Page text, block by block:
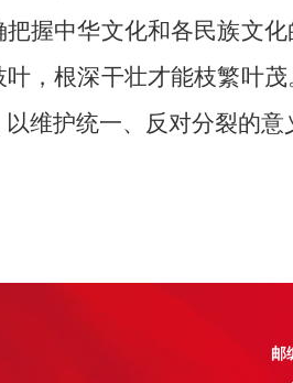
握中华文化和各民族文
叶，根深干壮才能枝繁叶
维护统一、反对分裂的
邮